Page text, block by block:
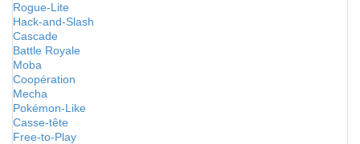
Rogue-Lite
Hack-and-Slash
Cascade
Battle Royale
Moba
Coopération
Mecha
Pokémon-Like
Casse-tête
Free-to-Play